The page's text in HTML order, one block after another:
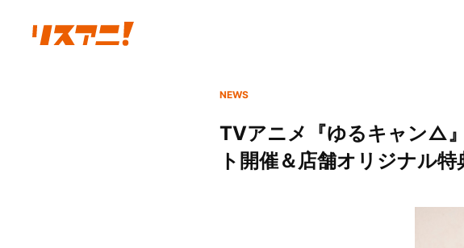
NEWS
TVアニメ『ゆるキャン△
ト開催＆店舗オリジナル特